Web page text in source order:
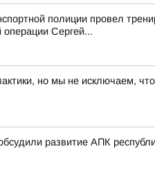
полиции провел
операции Сергей...
но мы не исключаем,
развитие АПК